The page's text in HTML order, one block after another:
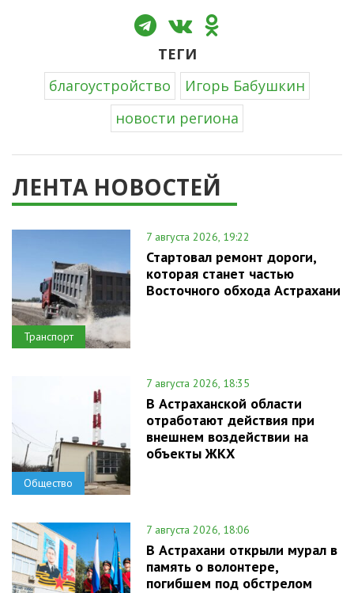
ТЕГИ
благоустройство
Игорь Бабушкин
новости региона
ЛЕНТА НОВОСТЕЙ
Транспорт
7 августа 2026, 19:22
Стартовал ремонт дороги,
которая станет частью
Восточного обхода Астрахани
Общество
7 августа 2026, 18:35
В Астраханской области
отработают действия при
внешнем воздействии на
объекты ЖКХ
7 августа 2026, 18:06
В Астрахани открыли мурал в
память о волонтере,
погибшем под обстрелом